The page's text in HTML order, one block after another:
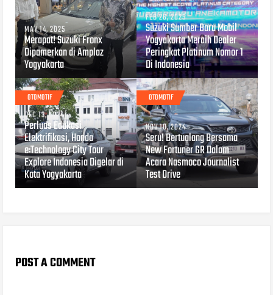
MAY 14, 2025
Merapat! Suzuki Fronx
Dipamerkan di Amplaz
Yogyakarta
FEB 26, 2025
Suzuki Sumber Baru Mobil
Yogyakarta Meraih Dealer
Peringkat Platinum Nomor 1
Di Indonesia
OTOMOTIF
DEC 13, 2024
Perluas Edukasi
Elektrifikasi, Honda
e:Technology City Tour
Explore Indonesia Digelar di
Kota Yogyakarta
OTOMOTIF
NOV 10, 2024
Seru! Bertualang Bersama
New Fortuner GR Dalam
Acara Nasmoco Journalist
Test Drive
POST A COMMENT